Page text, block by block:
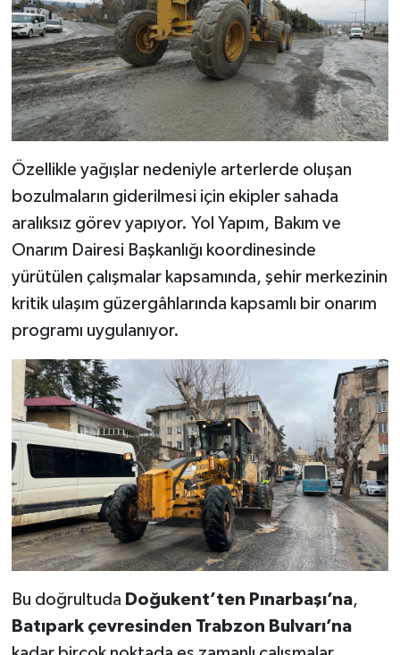
Özellikle yağışlar nedeniyle arterlerde oluşan
bozulmaların giderilmesi için ekipler sahada
aralıksız görev yapıyor. Yol Yapım, Bakım ve
Onarım Dairesi Başkanlığı koordinesinde
yürütülen çalışmalar kapsamında, şehir merkezinin
kritik ulaşım güzergâhlarında kapsamlı bir onarım
programı uygulanıyor.
Bu doğrultuda Doğukent’ten Pınarbaşı’na,
Batıpark çevresinden Trabzon Bulvarı’na
Yemek
SİVİL TOPLUM
SEÇİM 2014
KİM KİMDİR
ÇEK GÖNDER
KİTAP
HEDEF2020
MİZAH
TARİH
Genel
Politika
BÖLGEDEN